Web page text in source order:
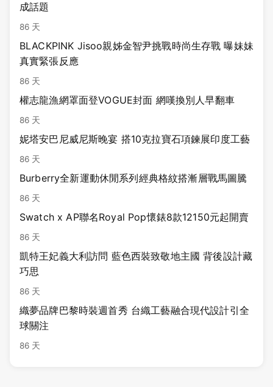
成話題
86 天
BLACKPINK Jisoo親姊金智尹挑戰時尚生存戰 曝妹妹
真實緊張反應
86 天
權志龍漁網罩面登VOGUE封面 網嘆換別人早翻車
86 天
妮塔安巴尼威尼斯晚宴 搭10克拉寶石項鍊展印度工藝
86 天
Burberry全新運動休閒系列經典格紋搭漸層戰馬圖騰
86 天
Swatch x AP聯名Royal Pop懷錶8款12150元起開賣
86 天
凱特王妃義大利訪問 藍色西裝致敬地主國 背後設計藏
巧思
86 天
織夢品牌巴黎時裝週首秀 台織工藝融合現代設計引全
球關注
86 天